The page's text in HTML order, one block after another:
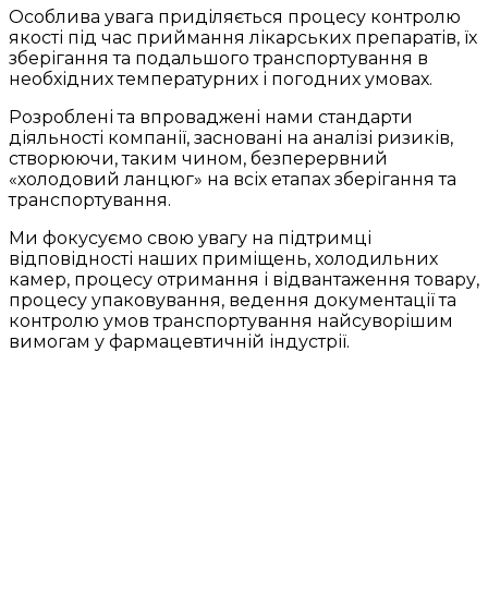
Особлива увага приділяється процесу контролю
якості під час приймання лікарських препаратів, їх
зберігання та подальшого транспортування в
необхідних температурних і погодних умовах.
Розроблені та впроваджені нами стандарти
діяльності компанії, засновані на аналізі ризиків,
створюючи, таким чином, безперервний
«холодовий ланцюг» на всіх етапах зберігання та
транспортування.
Ми фокусуємо свою увагу на підтримці
відповідності наших приміщень, холодильних
камер, процесу отримання і відвантаження товару,
процесу упаковування, ведення документації та
контролю умов транспортування найсуворішим
вимогам у фармацевтичній індустрії.